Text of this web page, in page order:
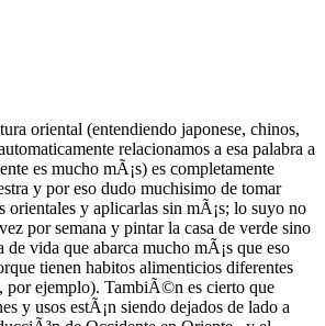
oriental (entendiendo japonese, chinos,
relacionamos a esa palabra a
es mucho mÃ¡s) es completamente
y por eso dudo muchisimo de tomar
orientales y aplicarlas sin mÃ¡s; lo suyo no
por semana y pintar la casa de verde sino
de vida que abarca mucho mÃ¡s que eso
tienen habitos alimenticios diferentes
por ejemplo). TambiÃ©n es cierto que
y usos estÃ¡n siendo dejados de lado a